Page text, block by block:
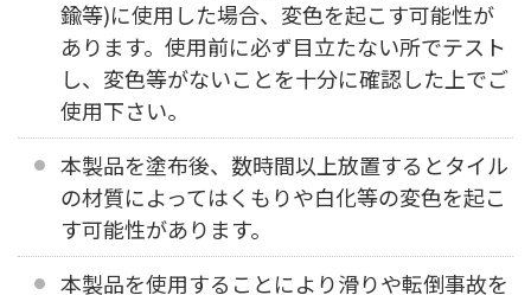
鍮等)に使用した場合、変色を起こす可能性が
あります。使用前に必ず目立たない所でテスト
し、変色等がないことを十分に確認した上でご
使用下さい。
本製品を塗布後、数時間以上放置するとタイル
の材質によってはくもりや白化等の変色を起こ
す可能性があります。
本製品を使用することにより滑りや転倒事故を